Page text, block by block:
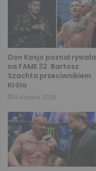
Don Kasjo poznał rywala
na FAME 32. Bartosz
Szachta przeciwnikiem
Króla
6 sierpnia 2026